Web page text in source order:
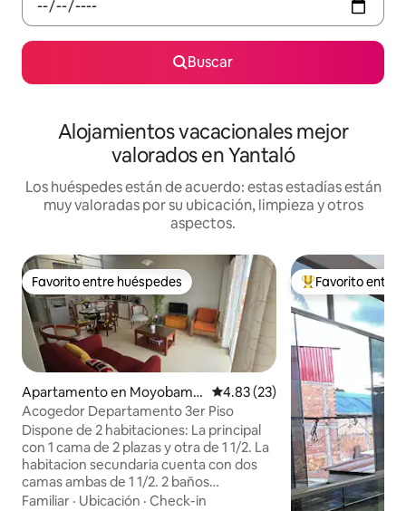
Buscar
Alojamientos vacacionales mejor
valorados en Yantaló
Los huéspedes están de acuerdo: estas estadías están
muy valoradas por su ubicación, limpieza y otros
aspectos.
Favorito entre huéspedes
Favorito entre huéspedes
Apartamento en Moyobamb
a
Calificación promedio: 4.83 de
4.83 (23)
Acogedor Departamento 3er Piso
Dispone de 2 habitaciones: La principal
con 1 cama de 2 plazas y otra de 1 1/2. La
habitacion secundaria cuenta con dos
camas ambas de 1 1/2. 2 baños
completos adyacentes a los cuartos que
Familiar · Ubicación · Check-in
Favorito entre
Favorito entre